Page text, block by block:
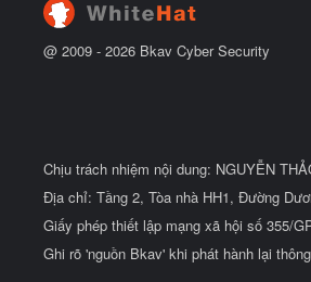
@ 2009 - 2026 Bkav Cyber Security
Chịu trách nhiệm nội dung: NGUYỄN
Địa chỉ: Tầng 2, Tòa nhà HH1, Đường
Giấy phép thiết lập mạng xã hội số 355/
Ghi rõ 'nguồn Bkav' khi phát hành lại